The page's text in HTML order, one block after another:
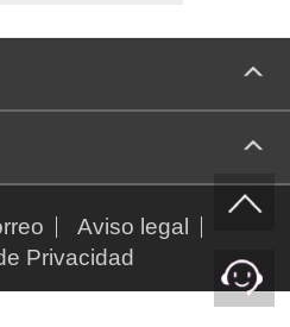
Aviso legal
Privacidad